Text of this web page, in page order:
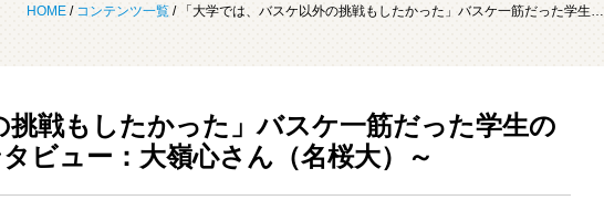
HOME / コンテンツ一覧 / 「大学では、バスケ以外の挑戦もしたかった」バスケ一筋だった学生…
挑戦もしたかった」バスケ一筋だった学生の
ビュー：大嶺心さん（名桜大）～